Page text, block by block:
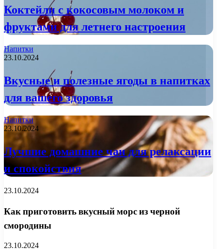
Коктейли с кокосовым молоком и
фруктами для летнего настроения
Напитки
23.10.2024
Вкусные и полезные ягоды в напитках
для вашего здоровья
Напитки
23.10.2024
Лучшие домашние чаи для релаксации
и спокойствия
23.10.2024
Как приготовить вкусный морс из черной
смородины
23.10.2024